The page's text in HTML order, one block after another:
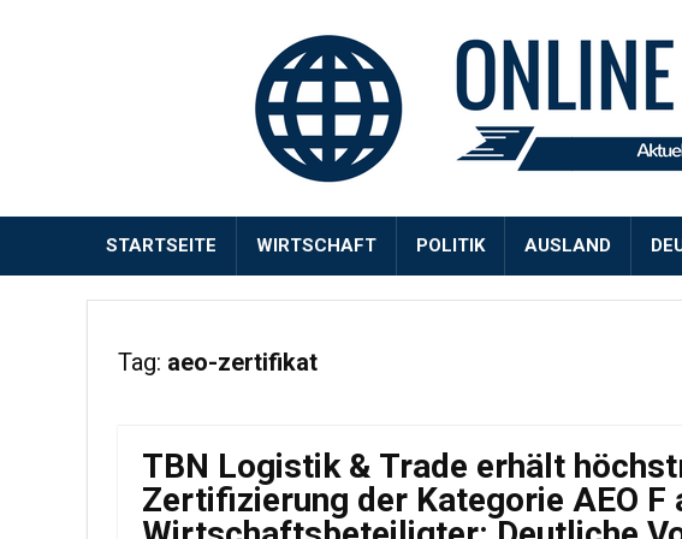
STARTSEITE WIRTSCHAFT POLITIK AUSLAND
Tag: aeo-zertifikat
TBN Logistik & Trade erhält
Zertifizierung der Kategorie AEO F